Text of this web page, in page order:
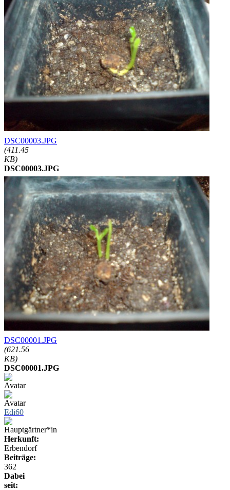
DSC00003.JPG
(411.45
KB)
DSC00003.JPG
DSC00001.JPG
(621.56
KB)
DSC00001.JPG
Edi60
Herkunft:
Erbendorf
Beiträge:
362
Dabei
seit: